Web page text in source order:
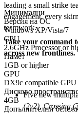
leading a small strike
engagement, every
teamwork.
Take your command
across new frontlines.
Key Features:
Five new
(2v2), Crossing
Минимални
Версия на ОС
Windows XP/Vista/7
CPU
2.6GHz Processor or
Памет
1GB or higher
GPU
DX9c compatible GPU
Дисково
4GB
Допълнителни